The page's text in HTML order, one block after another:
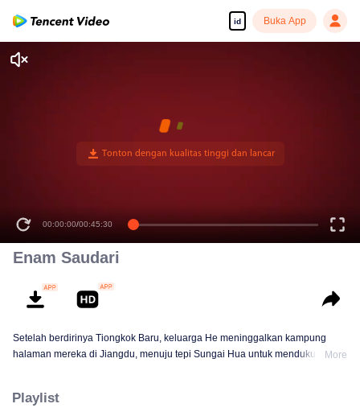
id Buka App
00:00:00/00:45:30
Enam Saudari
Setelah berdirinya Tiongkok Baru, keluarga He meninggalkan kampung
halaman mereka di Jiangdu, menuju tepi Sungai Hua untuk mendukung
menghadapi kehidupan bersama. Bagaimana mereka bertahan di tengah
More
Playlist